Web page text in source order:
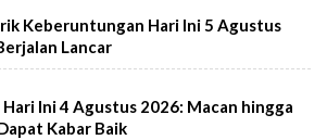
Keberuntungan Hari Ini 5 Agustus
Lancar
Ini 4 Agustus 2026: Macan hingga
Kabar Baik